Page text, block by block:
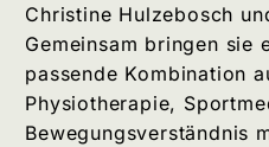
Christine Hulzebosch
Gemeinsam bringen sie
passende Kombination
Physiotherapie,
Bewegungsverständnis